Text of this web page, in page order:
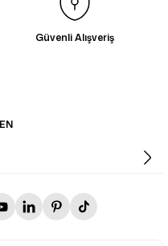
Güvenli Alışveriş